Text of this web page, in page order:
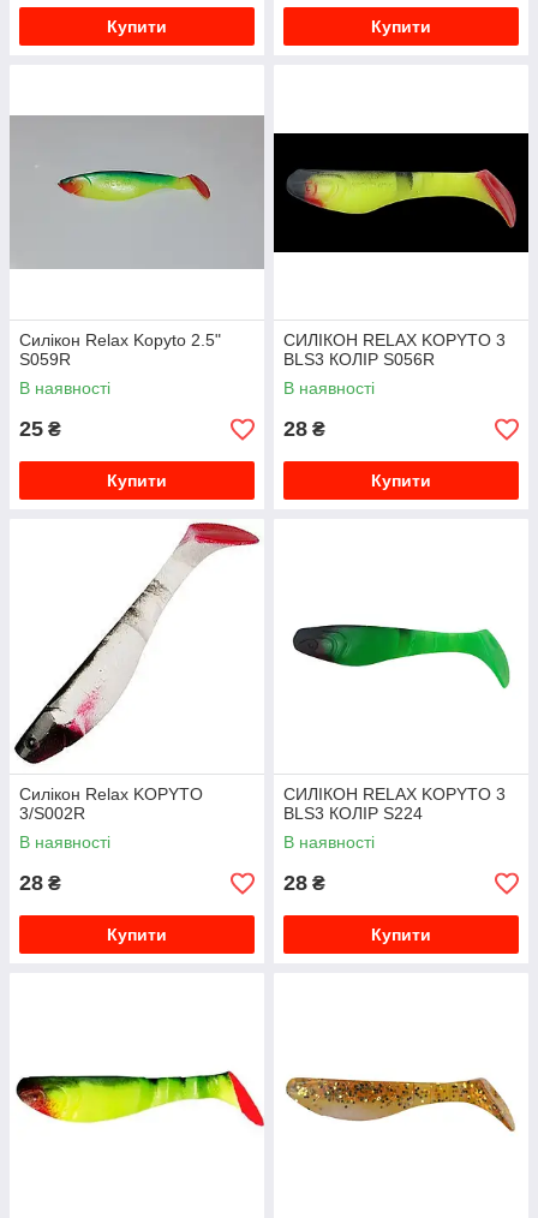
Купити Купити
Силікон Relax Kopyto 2.5"
S059R
В наявності
25 ₴
Купити
СИЛІКОН RELAX KOPYTO 3
BLS3 КОЛІР S056R
В наявності
28 ₴
Купити
Силікон Relax KOPYTO
3/S002R
В наявності
28 ₴
Купити
СИЛІКОН RELAX KOPYTO 3
BLS3 КОЛІР S224
В наявності
28 ₴
Купити